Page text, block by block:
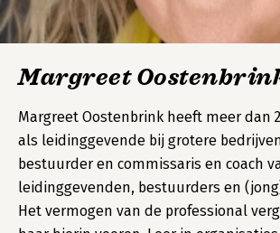
Margreet
Margreet Oostenbrink heeft meer dan
als leidinggevende bij grotere
bestuurder en commissaris en coach
leidinggevenden, bestuurders en
Het vermogen van de professional